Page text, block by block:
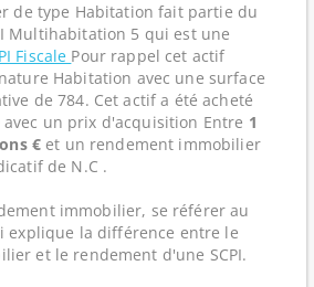
de type Habitation fait partie du
Multihabitation 5 qui est une
Fiscale Pour rappel cet actif
Habitation avec une surface
de 784. Cet actif a été acheté
avec un prix d'acquisition Entre 1
€ et un rendement immobilier
de N.C .
immobilier, se référer au
explique la différence entre le
et le rendement d'une SCPI.